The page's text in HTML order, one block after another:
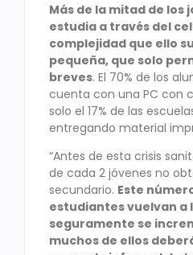
Más de la mitad de los
estudia a través del
complejidad que ello
pequeña, que solo
breves. El 70% de los
cuenta con una PC con
solo el 17% de las
entregando material
“Antes de esta crisis
de cada 2 jóvenes no
secundario. Este
estudiantes vuelvan a
seguramente se
muchos de ellos